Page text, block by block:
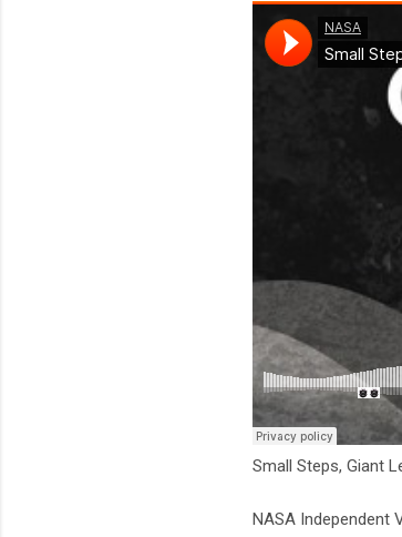
Small Steps, Giant
NASA Independent